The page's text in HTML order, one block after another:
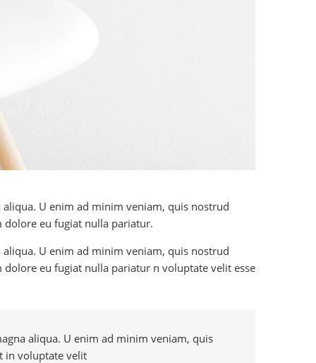
U enim ad minim veniam, quis nostrud
eu fugiat nulla pariatur.
U enim ad minim veniam, quis nostrud
eu fugiat nulla pariatur n voluptate velit esse
aliqua. U enim ad minim veniam, quis
in voluptate velit